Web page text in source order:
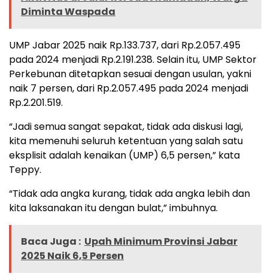
Diminta Waspada
UMP Jabar 2025 naik Rp.133.737, dari Rp.2.057.495
pada 2024 menjadi Rp.2.191.238. Selain itu, UMP Sektor
Perkebunan ditetapkan sesuai dengan usulan, yakni
naik 7 persen, dari Rp.2.057.495 pada 2024 menjadi
Rp.2.201.519.
“Jadi semua sangat sepakat, tidak ada diskusi lagi,
kita memenuhi seluruh ketentuan yang salah satu
eksplisit adalah kenaikan (UMP) 6,5 persen,” kata
Teppy.
“Tidak ada angka kurang, tidak ada angka lebih dan
kita laksanakan itu dengan bulat,” imbuhnya.
Baca Juga : Upah Minimum Provinsi Jabar
2025 Naik 6,5 Persen